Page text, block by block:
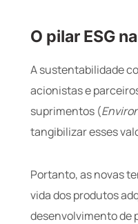
O pilar ESG
A sustentabilidade
acionistas e
suprimentos (
tangibilizar esses
Portanto, as novas
vida dos produtos
desenvolvimento de